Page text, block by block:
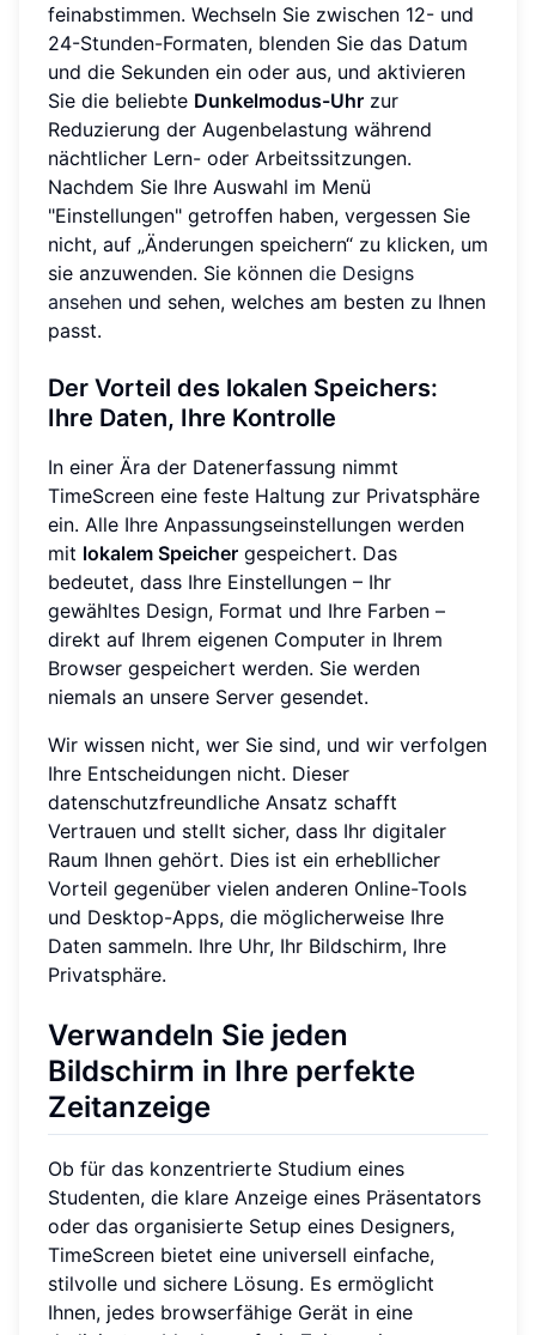
feinabstimmen. Wechseln Sie zwischen 12- und
24-Stunden-Formaten, blenden Sie das Datum
und die Sekunden ein oder aus, und aktivieren
Sie die beliebte Dunkelmodus-Uhr zur
Reduzierung der Augenbelastung während
nächtlicher Lern- oder Arbeitssitzungen.
Nachdem Sie Ihre Auswahl im Menü
"Einstellungen" getroffen haben, vergessen Sie
nicht, auf „Änderungen speichern“ zu klicken, um
sie anzuwenden. Sie können die Designs
ansehen und sehen, welches am besten zu Ihnen
passt.
Der Vorteil des lokalen Speichers:
Ihre Daten, Ihre Kontrolle
In einer Ära der Datenerfassung nimmt
TimeScreen eine feste Haltung zur Privatsphäre
ein. Alle Ihre Anpassungseinstellungen werden
mit lokalem Speicher gespeichert. Das
bedeutet, dass Ihre Einstellungen – Ihr
gewähltes Design, Format und Ihre Farben –
direkt auf Ihrem eigenen Computer in Ihrem
Browser gespeichert werden. Sie werden
niemals an unsere Server gesendet.
Wir wissen nicht, wer Sie sind, und wir verfolgen
Ihre Entscheidungen nicht. Dieser
datenschutzfreundliche Ansatz schafft
Vertrauen und stellt sicher, dass Ihr digitaler
Raum Ihnen gehört. Dies ist ein erhebllicher
Vorteil gegenüber vielen anderen Online-Tools
und Desktop-Apps, die möglicherweise Ihre
Daten sammeln. Ihre Uhr, Ihr Bildschirm, Ihre
Privatsphäre.
Verwandeln Sie jeden
Bildschirm in Ihre perfekte
Zeitanzeige
Ob für das konzentrierte Studium eines
Studenten, die klare Anzeige eines Präsentators
oder das organisierte Setup eines Designers,
TimeScreen bietet eine universell einfache,
stilvolle und sichere Lösung. Es ermöglicht
Ihnen, jedes browserfähige Gerät in eine